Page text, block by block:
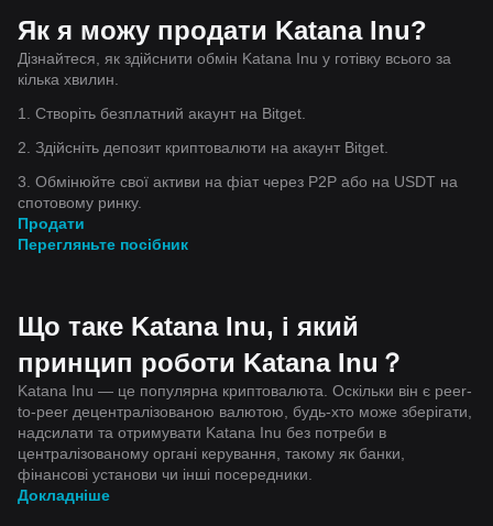
Як я можу продати Katana Inu?
Дізнайтеся, як здійснити обмін Katana Inu у готівку всього за
кілька хвилин.
1. Створіть безплатний акаунт на Bitget.
2. Здійсніть депозит криптовалюти на акаунт Bitget.
3. Обмінюйте свої активи на фіат через P2P або на USDT на
спотовому ринку.
Продати
Перегляньте посібник
Що таке Katana Inu, і який
принцип роботи Katana Inu？
Katana Inu — це популярна криптовалюта. Оскільки він є peer-
to-peer децентралізованою валютою, будь-хто може зберігати,
надсилати та отримувати Katana Inu без потреби в
централізованому органі керування, такому як банки,
фінансові установи чи інші посередники.
Докладніше